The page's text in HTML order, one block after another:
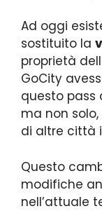
Ad oggi
sostituito la
proprietà
GoCity
questo pass
ma non
di altre città
Questo
modifiche
nell’attuale